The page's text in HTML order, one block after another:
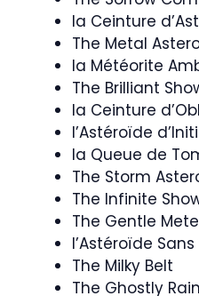
la Ceinture
The Metal
la Météorite
The Brilliant
la Ceinture
l’Astéroïde
la Queue de
The Storm
The Infinite
The Gentle
l’Astéroïde
The Milky Belt
The Ghostly Rain